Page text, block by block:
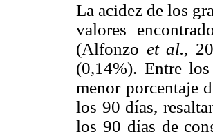
La acidez de los
valores
(Alfonzo et al.,
(0,14%). Entre
menor porcentaje
los 90 días,
los 90 días de